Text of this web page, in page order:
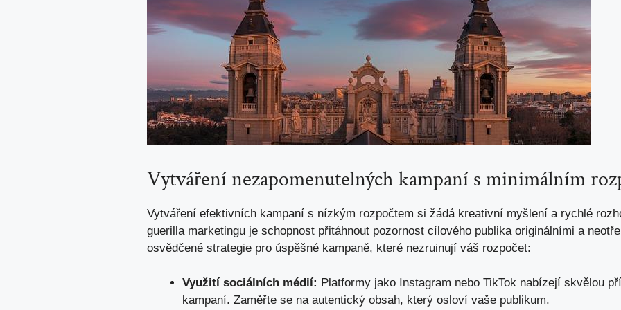
Vytváření nezapomenutelných kampaní s minimálním
Vytváření efektivních kampaní s nízkým rozpočtem si žádá kreativní myšlení a rychlé
guerilla marketingu je schopnost přitáhnout pozornost cílového publika originálními a
osvědčené strategie pro úspěšné kampaně, které nezruinují váš rozpočet:
Využití sociálních médií: Platformy jako Instagram nebo TikTok nabízejí skvělou
kampaní. Zaměřte se na autentický obsah, který osloví vaše publikum.